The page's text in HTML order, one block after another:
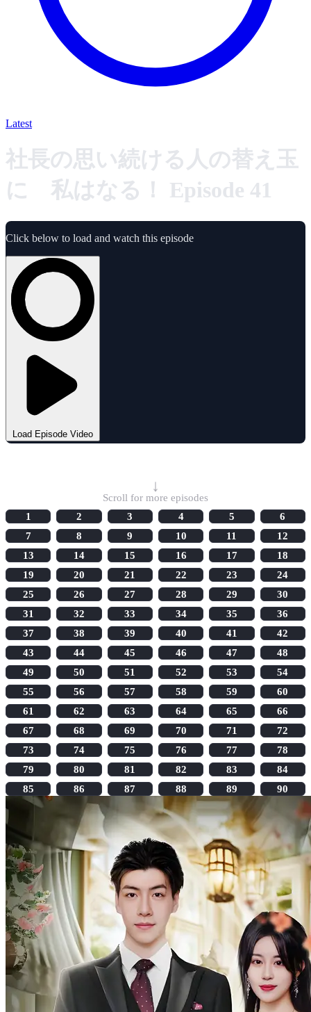
Latest
社長の思い続ける人の替え玉
に 私はなる！ Episode 41
Click below to load and watch this episode
Load Episode Video
↓
Scroll for more episodes
1
2 3 4 5
6
7
8 9 10 11
12
13
14 15 16 17
18
19
20 21 22 23
24
25
26 27 28 29
30
31
32 33 34 35
36
37
38 39 40 41
42
43
44 45 46 47
48
49
50 51 52 53
54
55
56 57 58 59
60
61
62 63 64 65
66
67
68 69 70 71
72
73
74 75 76 77
78
79
80 81 82 83
84
85
86 87 88 89 90